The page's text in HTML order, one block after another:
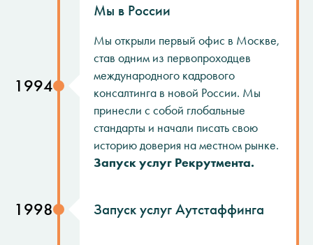
1994
Мы в России
Мы открыли первый офис в Москве,
став одним из первопроходцев
международного кадрового
консалтинга в новой России. Мы
принесли с собой глобальные
стандарты и начали писать свою
историю доверия на местном рынке.
Запуск услуг Рекрутмента.
1998 Запуск услуг Аутстаффинга